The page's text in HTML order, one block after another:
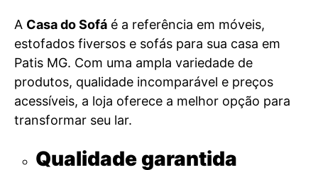
A Casa do Sofá é a referência em móveis,
estofados fiversos e sofás para sua casa em
Patis MG. Com uma ampla variedade de
produtos, qualidade incomparável e preços
acessíveis, a loja oferece a melhor opção para
transformar seu lar.
Qualidade garantida